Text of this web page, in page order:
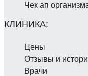
Чек ап
Цены
Отзывы и
Врачи